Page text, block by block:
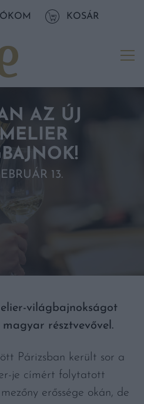
KOSÁR
AZ ÚJ
13.
világbajnokságot
résztvevővel.
Párizsban került sor a
je címért folytatott
erőssége okán, de